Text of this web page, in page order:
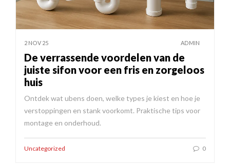
2 NOV 25 ADMIN
De verrassende voordelen van de
juiste sifon voor een fris en zorgeloos
huis
Ontdek wat ubens doen, welke types je kiest en hoe je
verstoppingen en stank voorkomt. Praktische tips voor
montage en onderhoud.
Uncategorized 0